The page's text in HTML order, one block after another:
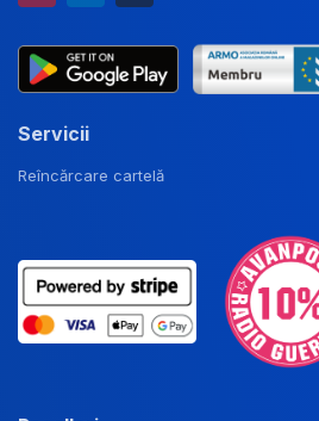
Servicii
Reîncărcare cartelă